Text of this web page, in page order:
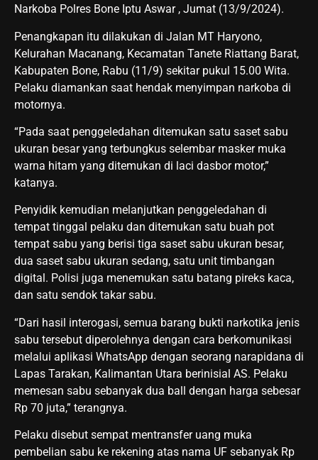
Narkoba Polres Bone Iptu Aswar , Jumat (13/9/2024).
Penangkapan itu dilakukan di Jalan MT Haryono,
Kelurahan Macanang, Kecamatan Tanete Riattang Barat,
Kabupaten Bone, Rabu (11/9) sekitar pukul 15.00 Wita.
Pelaku diamankan saat hendak menyimpan narkoba di
motornya.
“Pada saat penggeledahan ditemukan satu saset sabu
ukuran besar yang terbungkus selembar masker muka
warna hitam yang ditemukan di laci dasbor motor,”
katanya.
Penyidik kemudian melanjutkan penggeledahan di
tempat tinggal pelaku dan ditemukan satu buah pot
tempat sabu yang berisi tiga saset sabu ukuran besar,
dua saset sabu ukuran sedang, satu unit timbangan
digital. Polisi juga menemukan satu batang pireks kaca,
dan satu sendok takar sabu.
“Dari hasil interogasi, semua barang bukti narkotika jenis
sabu tersebut diperolehnya dengan cara berkomunikasi
melalui aplikasi WhatsApp dengan seorang narapidana di
Lapas Tarakan, Kalimantan Utara berinisial AS. Pelaku
memesan sabu sebanyak dua ball dengan harga sebesar
Rp 70 juta,” terangnya.
Pelaku disebut sempat mentransfer uang muka
pembelian sabu ke rekening atas nama UF sebanyak Rp